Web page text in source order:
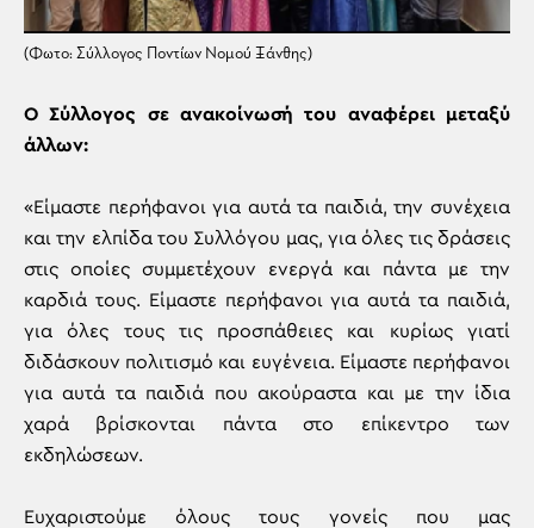
(Φωτο: Σύλλογος Ποντίων Νομού Ξάνθης)
Ο Σύλλογος σε ανακοίνωσή του αναφέρει μεταξύ
άλλων:
«Είμαστε περήφανοι για αυτά τα παιδιά, την συνέχεια
και την ελπίδα του Συλλόγου μας, για όλες τις δράσεις
στις οποίες συμμετέχουν ενεργά και πάντα με την
καρδιά τους. Είμαστε περήφανοι για αυτά τα παιδιά,
για όλες τους τις προσπάθειες και κυρίως γιατί
διδάσκουν πολιτισμό και ευγένεια. Είμαστε περήφανοι
για αυτά τα παιδιά που ακούραστα και με την ίδια
χαρά βρίσκονται πάντα στο επίκεντρο των
εκδηλώσεων.
Ευχαριστούμε όλους τους γονείς που μας